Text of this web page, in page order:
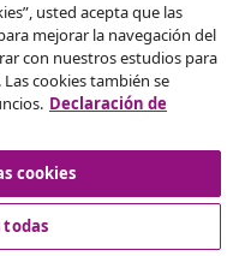
usted acepta que las
mejorar la navegación del
con nuestros estudios para
cookies también se
Declaración de
cookies
todas